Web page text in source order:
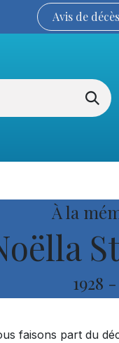
Avis de décès
À la
1928 -
faisons part du